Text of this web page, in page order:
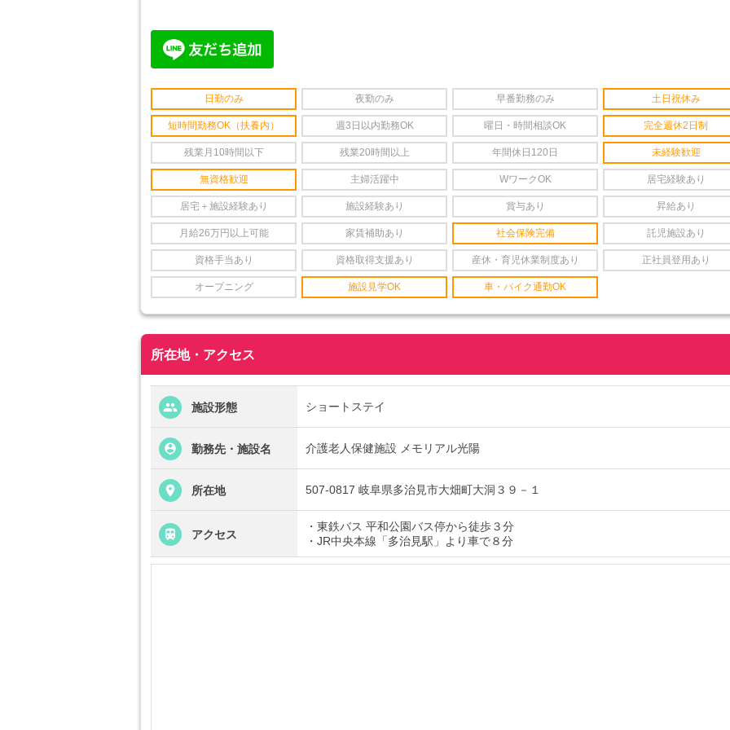
日勤のみ 夜勤のみ 早番勤務のみ 土日祝休み
短時間勤務OK（扶養内） 週3日以内勤務OK 曜日・時間相談OK 完全週休2日制
残業月10時間以下 残業20時間以上 年間休日120日 未経験歓迎
無資格歓迎 主婦活躍中 WワークOK 居宅経験あり
居宅＋施設経験あり 施設経験あり 賞与あり 昇給あり
月給26万円以上可能 家賃補助あり 社会保険完備 託児施設あり
資格手当あり 資格取得支援あり 産休・育児休業制度あり 正社員登用あり
オープニング 施設見学OK 車・バイク通勤OK
所在地・アクセス
施設形態 ショートステイ
勤務先・施設名 介護老人保健施設 メモリアル光陽
所在地 507-0817 岐阜県多治見市大畑町大洞３９－１
アクセス
・東鉄バス 平和公園バス停から徒歩３分
・JR中央本線「多治見駅」より車で８分